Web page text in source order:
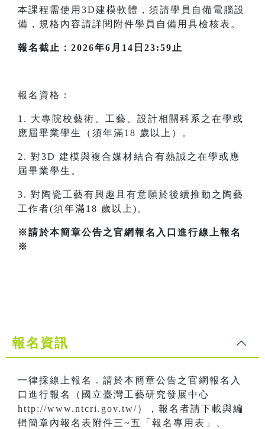
本課程需使用3D建模軟體，須請學員自備電腦設
備，規格內容請詳閱附件學員自備用具檢核表。
報名截止：2026年6月14日23:59止
報名資格：
1. 大專院校藝術、工藝、設計相關科系之在學或
應屆畢業學生（須年滿18 歲以上）。
2. 對3D 建模與複合媒材結合有熱誠之在學或應
屆畢業學生。
3. 對陶瓷工藝有興趣且有意願於後續推動之陶藝
工作者(須年滿18 歲以上)。
※請於本簡章公告之官網報名入口進行線上報名
※
報名資訊
一律採線上報名．請於本簡章公告之官網報名入
口進行報名（國立臺灣工藝研究發展中心
http://www.ntcri.gov.tw/），報名者請下載與編
輯簡章內報名表附件三~五「報名專用表」、